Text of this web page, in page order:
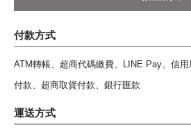
付款方式
ATM轉帳、超商代碼繳費、LINE Pay、信
付款、超商取貨付款、銀行匯款
運送方式